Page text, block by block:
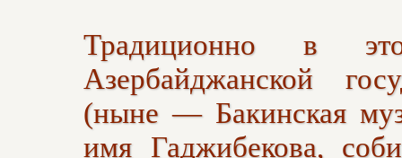
Традиционно в
Азербайджанской
(ныне — Бакинская